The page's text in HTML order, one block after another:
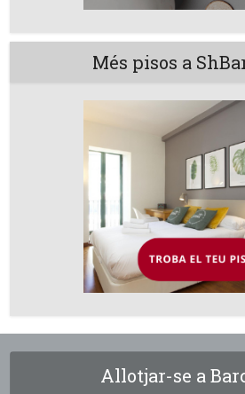
Més pisos a
Allotjar-se a